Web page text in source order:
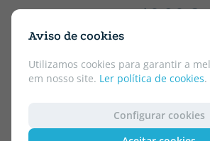
Aviso de cookies
Utilizamos cookies para garantir a
em nosso site. Ler política de cookies.
Configurar cookies
16.06 €